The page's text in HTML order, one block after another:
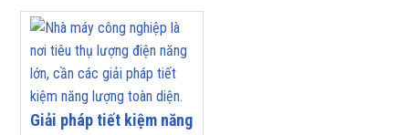
Giải pháp tiết kiệm năng